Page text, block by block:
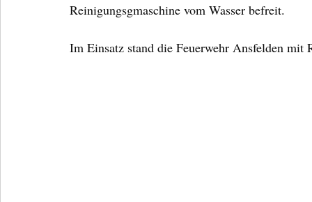
Reinigungsgmaschine vom Wasser befreit.
Im Einsatz stand die Feuerwehr Ansfelden